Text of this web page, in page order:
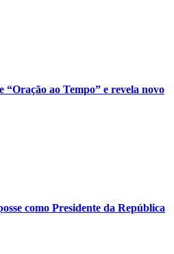
ao Tempo” e revela novo
como Presidente da República